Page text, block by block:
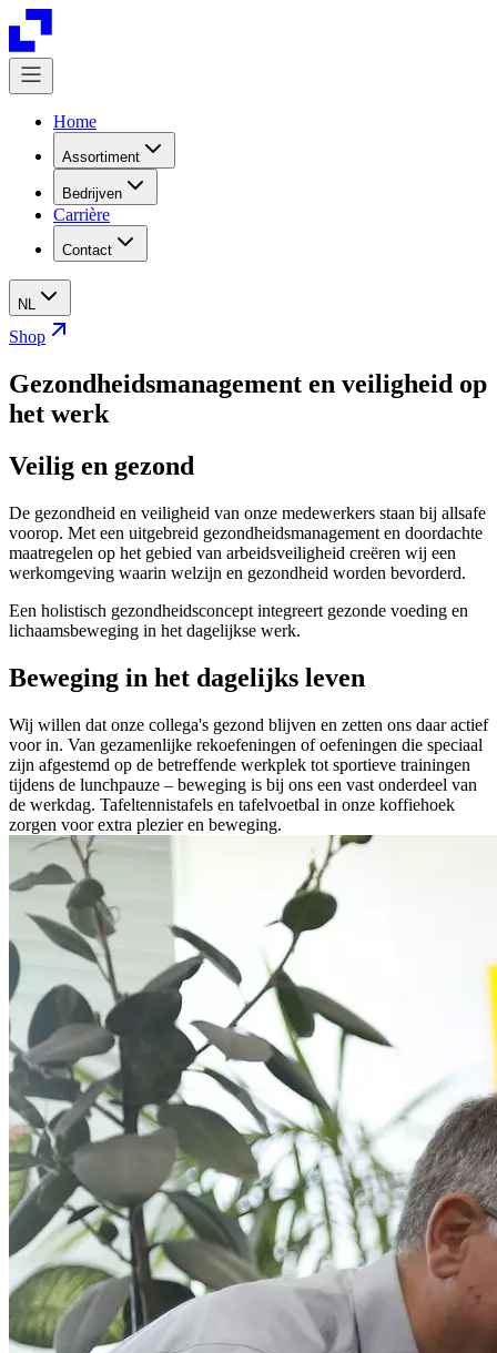
Home
Assortiment
Bedrijven
Carrière
Contact
NL
Shop
Gezondheidsmanagement en veiligheid op
het werk
Veilig en gezond
De gezondheid en veiligheid van onze medewerkers staan bij allsafe
voorop. Met een uitgebreid gezondheidsmanagement en doordachte
maatregelen op het gebied van arbeidsveiligheid creëren wij een
werkomgeving waarin welzijn en gezondheid worden bevorderd.
Een holistisch gezondheidsconcept integreert gezonde voeding en
lichaamsbeweging in het dagelijkse werk.
Beweging in het dagelijks leven
Wij willen dat onze collega's gezond blijven en zetten ons daar actief
voor in. Van gezamenlijke rekoefeningen of oefeningen die speciaal
zijn afgestemd op de betreffende werkplek tot sportieve trainingen
tijdens de lunchpauze – beweging is bij ons een vast onderdeel van
de werkdag. Tafeltennistafels en tafelvoetbal in onze koffiehoek
zorgen voor extra plezier en beweging.